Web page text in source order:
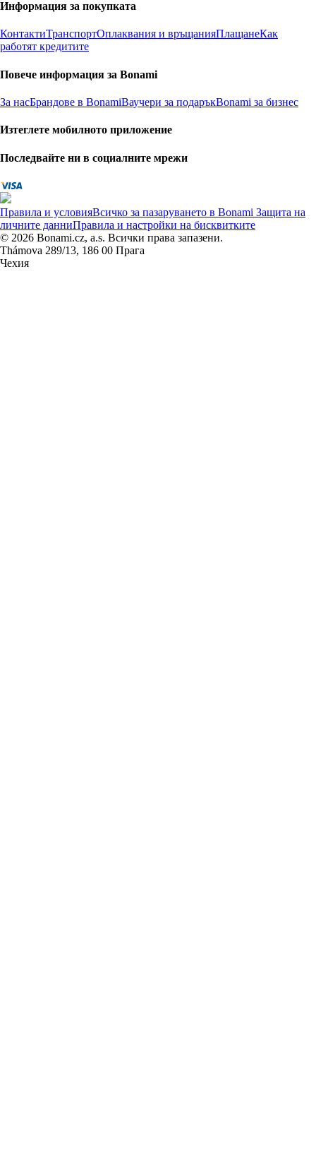
Информация за покупката
КонтактиТранспортОплаквания и връщанияПлащанеКак
работят кредитите
Повече информация за Bonami
За насБрандове в BonamiВаучери за подаръкBonami за бизнес
Изтеглете мобилното приложение
Последвайте ни в социалните мрежи
Правила и условияВсичко за пазаруването в Bonami Защита на
личните данниПравила и настройки на бисквитките
© 2026 Bonami.cz, a.s. Всички права запазени.
Thámova 289/13, 186 00 Прага
Чехия